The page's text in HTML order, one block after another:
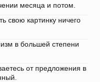
месяца и потом.
свою картинку ничего
в большей степени
от предложения в